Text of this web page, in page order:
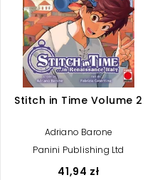
Stitch in Time Volume 2
Adriano Barone
Panini Publishing Ltd
41,94 zł